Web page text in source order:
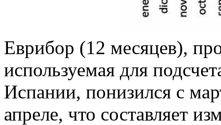
Еврибор (12 месяцев),
используемая для
Испании, понизился с
апреле, что составляет